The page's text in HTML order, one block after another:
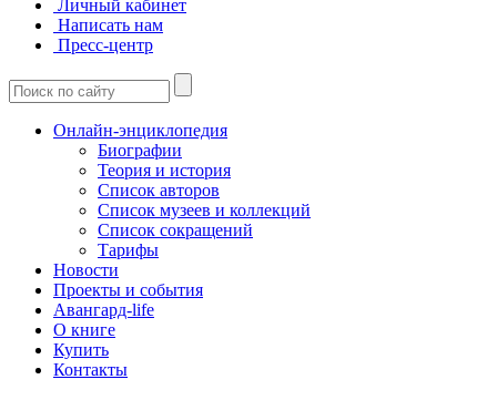
Личный кабинет
Написать нам
Пресс-центр
Онлайн-энциклопедия
Биографии
Теория и история
Список авторов
Список музеев и коллекций
Список сокращений
Тарифы
Новости
Проекты и события
Авангард-life
О книге
Купить
Контакты